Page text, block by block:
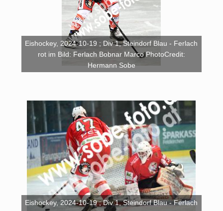
Eishockey, 2024-10-19 ; Div 1, Steindorf Blau - Ferlach
rot im Bild: Ferlach Bobnar Marco PhotoCredit:
Hermann Sobe
Eishockey, 2024-10-19 ; Div 1, Steindorf Blau - Ferlach